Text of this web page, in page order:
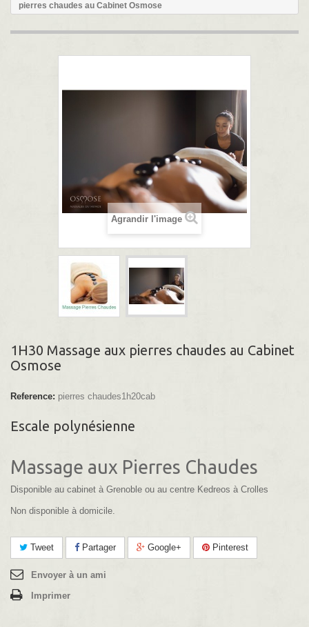
pierres chaudes au Cabinet Osmose
Agrandir l'image
1H30 Massage aux pierres chaudes au Cabinet
Osmose
Reference: pierres chaudes1h20cab
Escale polynésienne
Massage aux Pierres Chaudes
Disponible au cabinet à Grenoble ou au centre Kedreos à Crolles
Non disponible à domicile.
Tweet Partager Google+ Pinterest
Envoyer à un ami
Imprimer